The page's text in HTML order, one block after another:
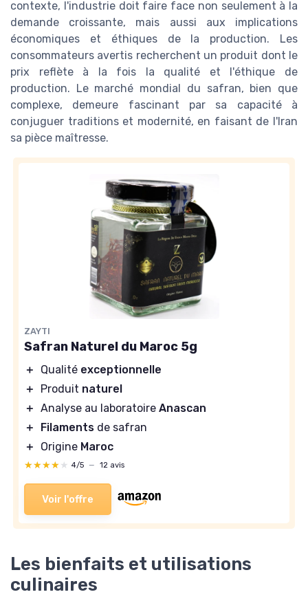
contexte, l'industrie doit faire face non seulement à la
demande croissante, mais aussi aux implications
économiques et éthiques de la production. Les
consommateurs avertis recherchent un produit dont le
prix reflète à la fois la qualité et l'éthique de
production. Le marché mondial du safran, bien que
complexe, demeure fascinant par sa capacité à
conjuguer traditions et modernité, en faisant de l'Iran
sa pièce maîtresse.
ZAYTI
Safran Naturel du Maroc 5g
＋ Qualité exceptionnelle
＋
Produit naturel
＋ Analyse au laboratoire Anascan
＋
Filaments de safran
＋
Origine Maroc
★★★★★
★★★★★ 4/5 — 12 avis
Voir l'offre
Les bienfaits et utilisations
culinaires